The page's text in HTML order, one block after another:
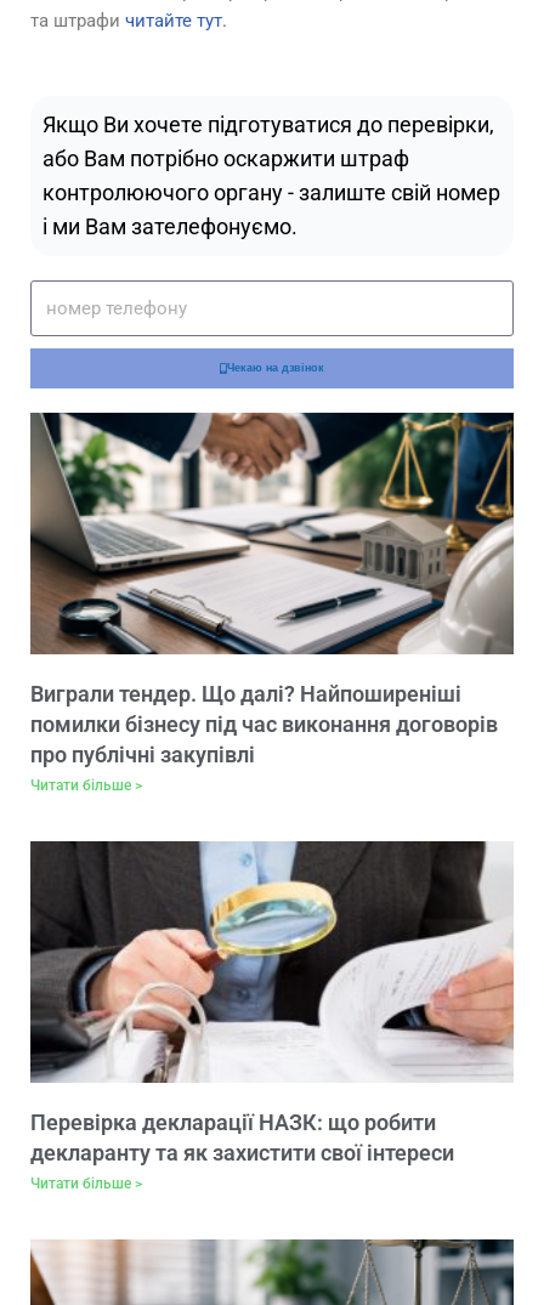
та штрафи читайте тут.
Якщо Ви хочете підготуватися до перевірки,
або Вам потрібно оскаржити штраф
контролюючого органу - залиште свій номер
і ми Вам зателефонуємо.
Чекаю на дзвінок
Виграли тендер. Що далі? Найпоширеніші
помилки бізнесу під час виконання договорів
про публічні закупівлі
Читати більше >
Перевірка декларації НАЗК: що робити
декларанту та як захистити свої інтереси
Читати більше >